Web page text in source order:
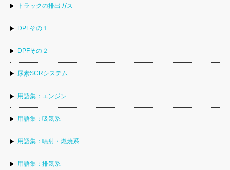
トラックの排出ガス
DPFその１
DPFその２
尿素SCRシステム
用語集：エンジン
用語集：吸気系
用語集：噴射・燃焼系
用語集：排気系